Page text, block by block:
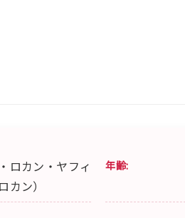
ロカン・ヤフィ
カン）
年齢: